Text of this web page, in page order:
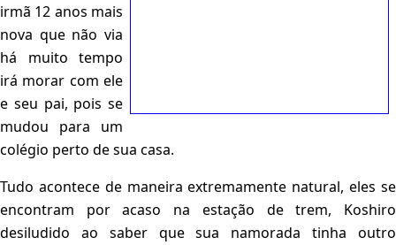
irmã 12 anos mais
nova que não via
há muito tempo
irá morar com ele
e seu pai, pois se
mudou para um
colégio perto de sua casa.
Tudo acontece de maneira extremamente natural, eles se
encontram por acaso na estação de trem, Koshiro
desiludido ao saber que sua namorada tinha outro